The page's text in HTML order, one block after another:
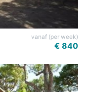
vanaf (per week)
€ 840